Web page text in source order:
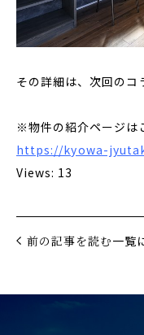
その詳細は、次回のコ
※物件の紹介ページは
https://kyowa-
Views: 13
前の記事を読む一覧